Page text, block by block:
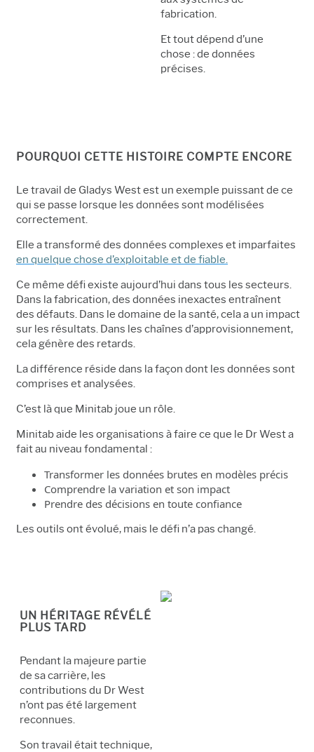
fabrication.
Et tout dépend d’une
chose : de données
précises.
POURQUOI CETTE HISTOIRE COMPTE ENCORE
Le travail de Gladys West est un exemple puissant de ce
qui se passe lorsque les données sont modélisées
correctement.
Elle a transformé des données complexes et imparfaites
en quelque chose d’exploitable et de fiable.
Ce même défi existe aujourd’hui dans tous les secteurs.
Dans la fabrication, des données inexactes entraînent
des défauts. Dans le domaine de la santé, cela a un impact
sur les résultats. Dans les chaînes d’approvisionnement,
cela génère des retards.
La différence réside dans la façon dont les données sont
comprises et analysées.
C’est là que Minitab joue un rôle.
Minitab aide les organisations à faire ce que le Dr West a
fait au niveau fondamental :
Transformer les données brutes en modèles précis
Comprendre la variation et son impact
Prendre des décisions en toute confiance
Les outils ont évolué, mais le défi n’a pas changé.
UN HÉRITAGE RÉVÉLÉ
PLUS TARD
Pendant la majeure partie
de sa carrière, les
contributions du Dr West
n’ont pas été largement
reconnues.
Son travail était technique,